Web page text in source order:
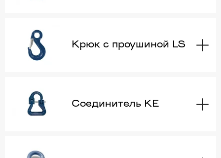
Крюк с проушиной LS
Соединитель KE